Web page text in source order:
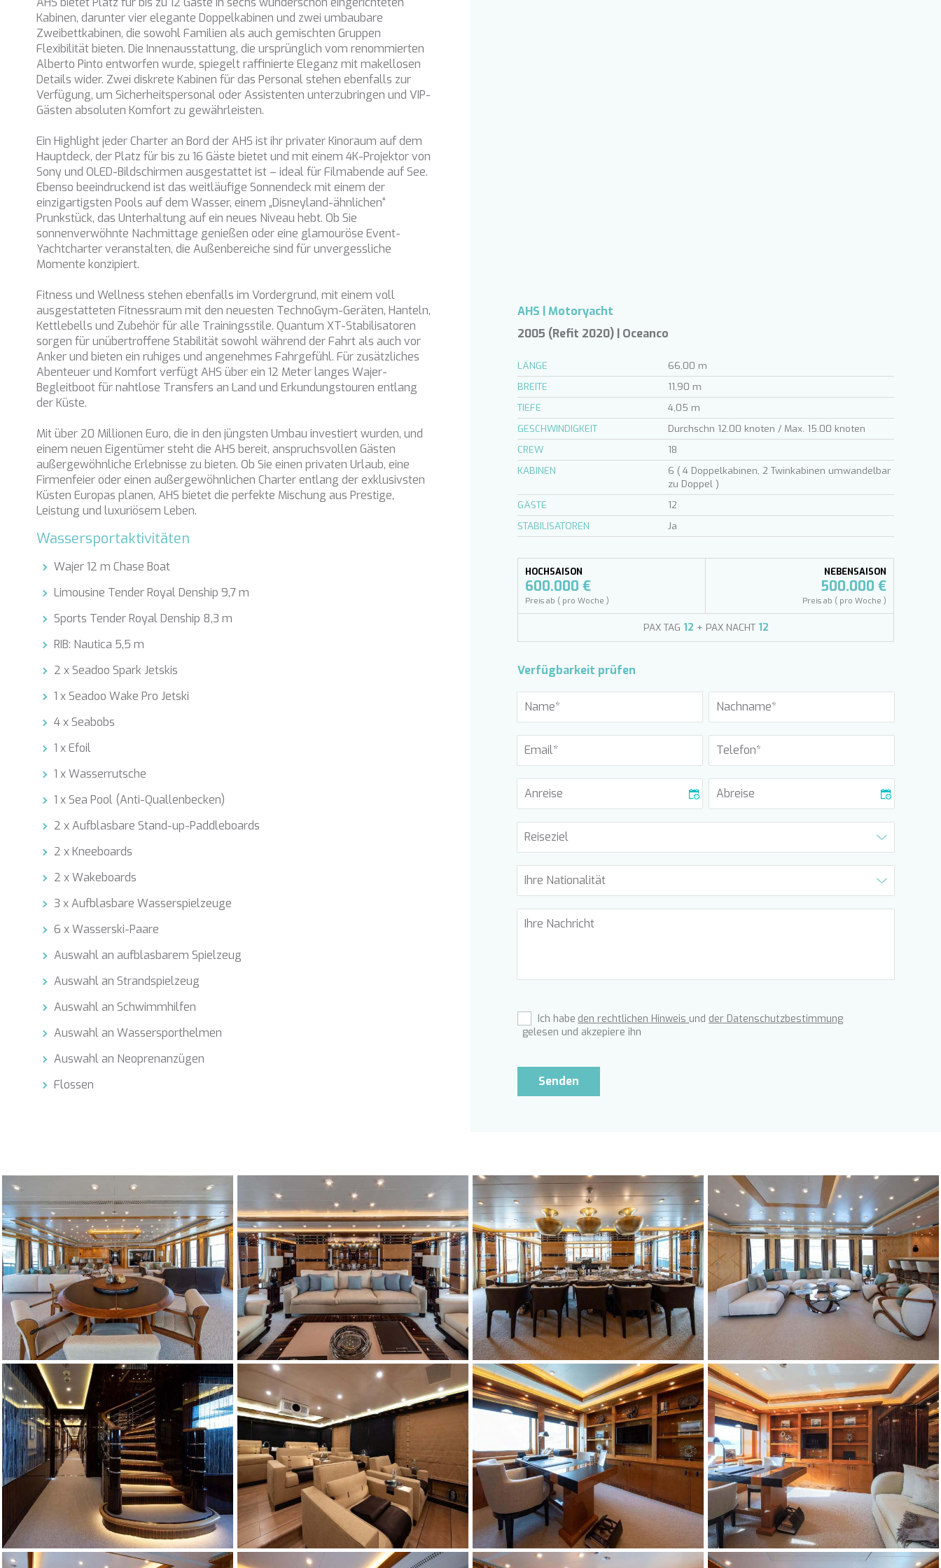
Kabinen, darunter vier elegante Doppelkabinen und zwei umbaubare
Zweibettkabinen, die sowohl Familien als auch gemischten Gruppen
Flexibilität bieten. Die Innenausstattung, die ursprünglich vom renommierten
Alberto Pinto entworfen wurde, spiegelt raffinierte Eleganz mit makellosen
Details wider. Zwei diskrete Kabinen für das Personal stehen ebenfalls zur
Verfügung, um Sicherheitspersonal oder Assistenten unterzubringen und VIP-
Gästen absoluten Komfort zu gewährleisten.
Ein Highlight jeder Charter an Bord der AHS ist ihr privater Kinoraum auf dem
Hauptdeck, der Platz für bis zu 16 Gäste bietet und mit einem 4K-Projektor von
Sony und OLED-Bildschirmen ausgestattet ist – ideal für Filmabende auf See.
Ebenso beeindruckend ist das weitläufige Sonnendeck mit einem der
einzigartigsten Pools auf dem Wasser, einem „Disneyland-ähnlichen“
Prunkstück, das Unterhaltung auf ein neues Niveau hebt. Ob Sie
sonnenverwöhnte Nachmittage genießen oder eine glamouröse Event-
Yachtcharter veranstalten, die Außenbereiche sind für unvergessliche
Momente konzipiert.
Fitness und Wellness stehen ebenfalls im Vordergrund, mit einem voll
ausgestatteten Fitnessraum mit den neuesten TechnoGym-Geräten, Hanteln,
Kettlebells und Zubehör für alle Trainingsstile. Quantum XT-Stabilisatoren
sorgen für unübertroffene Stabilität sowohl während der Fahrt als auch vor
Anker und bieten ein ruhiges und angenehmes Fahrgefühl. Für zusätzliches
Abenteuer und Komfort verfügt AHS über ein 12 Meter langes Wajer-
Begleitboot für nahtlose Transfers an Land und Erkundungstouren entlang
der Küste.
Mit über 20 Millionen Euro, die in den jüngsten Umbau investiert wurden, und
einem neuen Eigentümer steht die AHS bereit, anspruchsvollen Gästen
außergewöhnliche Erlebnisse zu bieten. Ob Sie einen privaten Urlaub, eine
Firmenfeier oder einen außergewöhnlichen Charter entlang der exklusivsten
Küsten Europas planen, AHS bietet die perfekte Mischung aus Prestige,
Leistung und luxuriösem Leben.
Wassersportaktivitäten
Wajer 12 m Chase Boat
Limousine Tender Royal Denship 9,7 m
Sports Tender Royal Denship 8,3 m
RIB: Nautica 5,5 m
2 x Seadoo Spark Jetskis
1 x Seadoo Wake Pro Jetski
4 x Seabobs
1 x Efoil
1 x Wasserrutsche
1 x Sea Pool (Anti-Quallenbecken)
2 x Aufblasbare Stand-up-Paddleboards
2 x Kneeboards
2 x Wakeboards
3 x Aufblasbare Wasserspielzeuge
6 x Wasserski-Paare
Auswahl an aufblasbarem Spielzeug
Auswahl an Strandspielzeug
Auswahl an Schwimmhilfen
Auswahl an Wassersporthelmen
Auswahl an Neoprenanzügen
Flossen
AHS | Motoryacht
2005 (Refit 2020) | Oceanco
LÄNGE
66,00 m
BREITE
11,90 m
TIEFE
4,05 m
GESCHWINDIGKEIT
Durchschn 12.00 knoten / Max. 15.00 knoten
CREW
18
KABINEN
6 ( 4 Doppelkabinen, 2 Twinkabinen umwandelbar
zu Doppel )
GÄSTE
12
STABILISATOREN
Ja
HOCHSAISON
600.000 €
Preis ab ( pro Woche )
NEBENSAISON
500.000 €
Preis ab ( pro Woche )
PAX TAG 12 + PAX NACHT 12
Verfügbarkeit prüfen
Ich habe den rechtlichen Hinweis und der Datenschutzbestimmung
gelesen und akzepiere ihn
Senden